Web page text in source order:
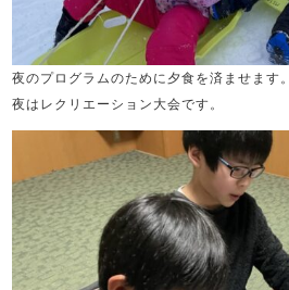
夜のプログラムのために夕食を済ませます。
夜はレクリエーション大会です。